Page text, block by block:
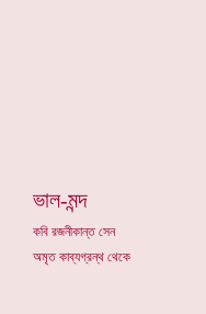
ভাল-মন্দ
কবি রজনীকান্ত সেন
অমৃত কাব্যগ্রন্থ থেকে